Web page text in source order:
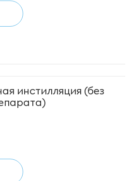
инстилляция (без